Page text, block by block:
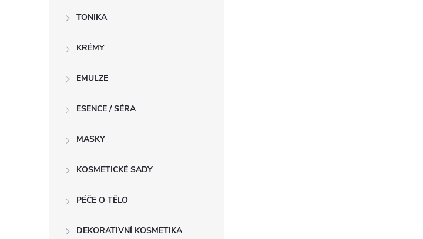
TONIKA
KRÉMY
EMULZE
ESENCE / SÉRA
MASKY
KOSMETICKÉ SADY
PÉČE O TĚLO
DEKORATIVNÍ KOSMETIKA